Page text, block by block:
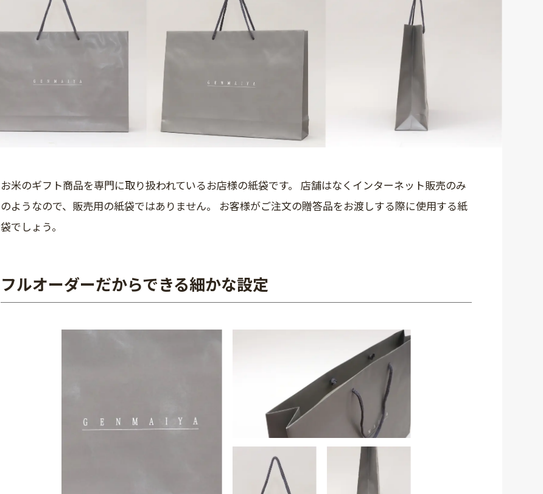
お米のギフト商品を専門に取り扱われているお店様の紙袋です。 店舗はなくインターネット販売のみ
のようなので、販売用の紙袋ではありません。 お客様がご注文の贈答品をお渡しする際に使用する紙
袋でしょう。
フルオーダーだからできる細かな設定